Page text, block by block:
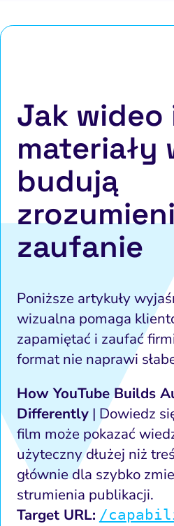
Jak wideo
materiały
budują
zaufanie
Poniższe artykuły
wizualna pomaga
zapamiętać i zaufać
format nie naprawi
How YouTube Builds
Differently| Dowiedz
film może pokazać
użyteczny dłużej niż
głównie dla szybko
strumienia publikacji.
Target URL: /